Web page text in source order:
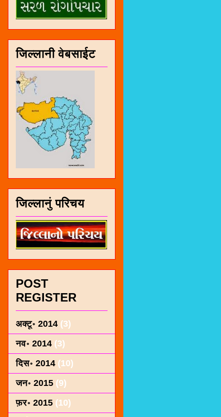
जिल्लानी वेबसाईट
जिल्लानुं परिचय
POST
REGISTER
अक्टू॰ 2014 (3)
नव॰ 2014 (3)
दिस॰ 2014 (10)
जन॰ 2015 (9)
फ़र॰ 2015 (10)